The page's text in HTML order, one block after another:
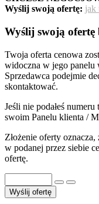
Wyślij swoją ofertę: jak
Wyślij swoją ofertę
Twoja oferta cenowa
widoczna w jego
Sprzedawca podejmie
skontaktować.
Jeśli nie podałeś
swoim Panelu klienta /
Złożenie oferty
w podanej przez siebie
ofertę.
Wyślij ofertę